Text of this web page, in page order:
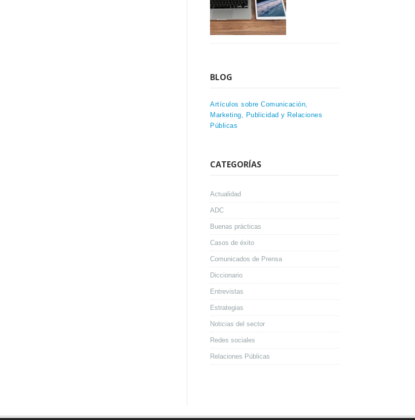
BLOG
Artículos sobre Comunicación,
Marketing, Publicidad y Relaciones
Públicas
CATEGORÍAS
Actualidad
ADC
Buenas prácticas
Casos de éxito
Comunicados de Prensa
Diccionario
Entrevistas
Estrategias
Noticias del sector
Redes sociales
Relaciones Públicas